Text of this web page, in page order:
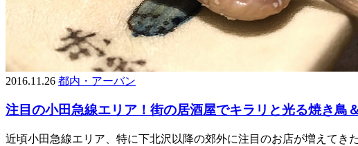
2016.11.26 都内・アーバン
注目の小田急線エリア！街の居酒屋でキラリと光る焼き鳥
近頃小田急線エリア、特に下北沢以降の郊外に注目のお店が増えてき